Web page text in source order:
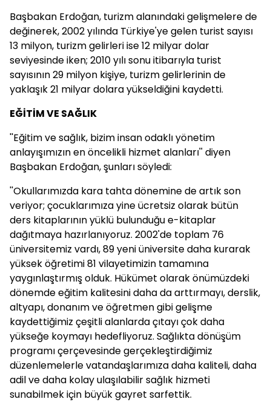
Başbakan Erdoğan, turizm alanındaki gelişmelere de
değinerek, 2002 yılında Türkiye'ye gelen turist sayısı
13 milyon, turizm gelirleri ise 12 milyar dolar
seviyesinde iken; 2010 yılı sonu itibarıyla turist
sayısının 29 milyon kişiye, turizm gelirlerinin de
yaklaşık 21 milyar dolara yükseldiğini kaydetti.
EĞİTİM VE SAĞLIK
''Eğitim ve sağlık, bizim insan odaklı yönetim
anlayışımızın en öncelikli hizmet alanları'' diyen
Başbakan Erdoğan, şunları söyledi:
''Okullarımızda kara tahta dönemine de artık son
veriyor; çocuklarımıza yine ücretsiz olarak bütün
ders kitaplarının yüklü bulunduğu e-kitaplar
dağıtmaya hazırlanıyoruz. 2002'de toplam 76
üniversitemiz vardı, 89 yeni üniversite daha kurarak
yüksek öğretimi 81 vilayetimizin tamamına
yaygınlaştırmış olduk. Hükümet olarak önümüzdeki
dönemde eğitim kalitesini daha da arttırmayı, derslik,
altyapı, donanım ve öğretmen gibi gelişme
kaydettiğimiz çeşitli alanlarda çıtayı çok daha
yükseğe koymayı hedefliyoruz. Sağlıkta dönüşüm
programı çerçevesinde gerçekleştirdiğimiz
düzenlemelerle vatandaşlarımıza daha kaliteli, daha
adil ve daha kolay ulaşılabilir sağlık hizmeti
sunabilmek için büyük gayret sarfettik.